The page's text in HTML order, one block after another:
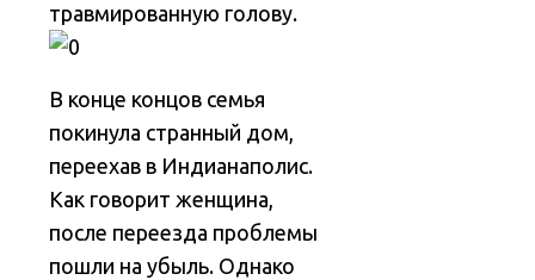
травмированную голову.
В конце концов семья
покинула странный дом,
переехав в Индианаполис.
Как говорит женщина,
после переезда проблемы
пошли на убыль. Однако